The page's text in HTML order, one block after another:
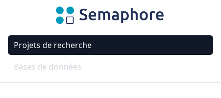
Projets de recherche
Bases de données